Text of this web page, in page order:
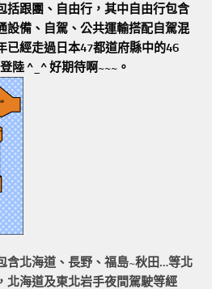
括跟團、自由行，其中自由行包含
設備、自駕、公共運輸搭配自駕混
已經走過日本47都道府縣中的46
陸 ^_^ 好期待啊~~~。
含北海道、長野、福島~秋田…等北
，北海道及東北岩手夜間駕駛等經